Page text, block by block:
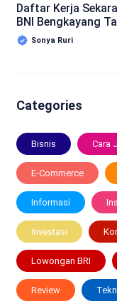
Daftar Kerja
BNI Bengkayang
Sonya Ruri
Categories
Bisnis Cara
E-Commerce
Informasi
Investasi
Lowongan BRI
Review